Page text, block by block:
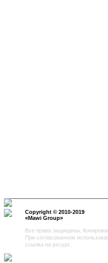
Copyright © 2010-2019
«Mawi Group»
Все права защищены.
При согласованном
ссылка на ресурс.